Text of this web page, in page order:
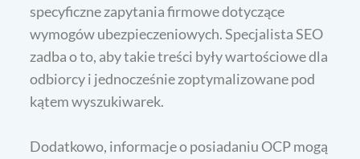
specyficzne zapytania firmowe dotyczące
wymogów ubezpieczeniowych. Specjalista SEO
zadba o to, aby takie treści były wartościowe dla
odbiorcy i jednocześnie zoptymalizowane pod
kątem wyszukiwarek.
Dodatkowo, informacje o posiadaniu OCP mogą